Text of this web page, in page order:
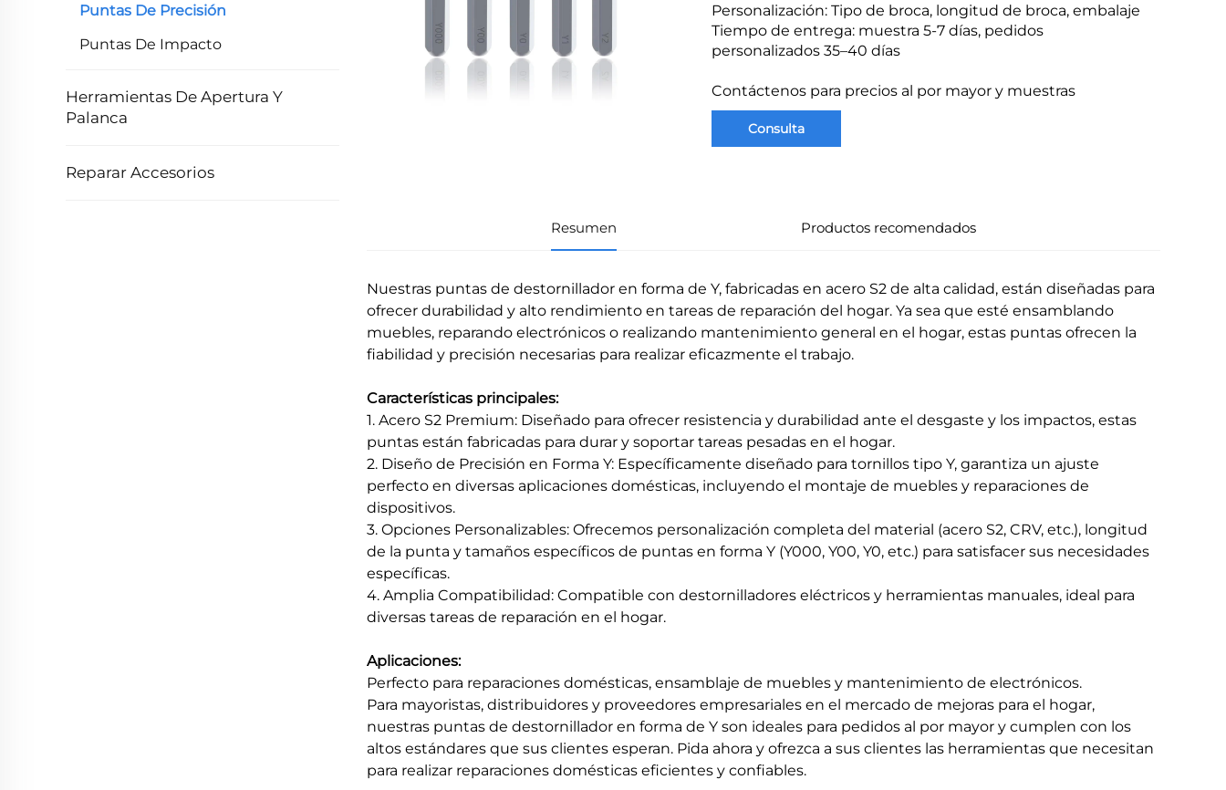
Puntas De Precisión
Puntas De Impacto
Herramientas De Apertura Y
Palanca
Reparar Accesorios
Personalización: Tipo de broca, longitud de broca, embalaje
Tiempo de entrega: muestra 5-7 días, pedidos
personalizados 35–40 días
Contáctenos para precios al por mayor y muestras
Consulta
Resumen Productos recomendados
Nuestras puntas de destornillador en forma de Y, fabricadas en acero S2 de alta calidad, están diseñadas para
ofrecer durabilidad y alto rendimiento en tareas de reparación del hogar. Ya sea que esté ensamblando
muebles, reparando electrónicos o realizando mantenimiento general en el hogar, estas puntas ofrecen la
fiabilidad y precisión necesarias para realizar eficazmente el trabajo.
Características principales:
1. Acero S2 Premium: Diseñado para ofrecer resistencia y durabilidad ante el desgaste y los impactos, estas
puntas están fabricadas para durar y soportar tareas pesadas en el hogar.
2. Diseño de Precisión en Forma Y: Específicamente diseñado para tornillos tipo Y, garantiza un ajuste
perfecto en diversas aplicaciones domésticas, incluyendo el montaje de muebles y reparaciones de
dispositivos.
3. Opciones Personalizables: Ofrecemos personalización completa del material (acero S2, CRV, etc.), longitud
de la punta y tamaños específicos de puntas en forma Y (Y000, Y00, Y0, etc.) para satisfacer sus necesidades
específicas.
4. Amplia Compatibilidad: Compatible con destornilladores eléctricos y herramientas manuales, ideal para
diversas tareas de reparación en el hogar.
Aplicaciones:
Perfecto para reparaciones domésticas, ensamblaje de muebles y mantenimiento de electrónicos.
Para mayoristas, distribuidores y proveedores empresariales en el mercado de mejoras para el hogar,
nuestras puntas de destornillador en forma de Y son ideales para pedidos al por mayor y cumplen con los
altos estándares que sus clientes esperan. Pida ahora y ofrezca a sus clientes las herramientas que necesitan
para realizar reparaciones domésticas eficientes y confiables.